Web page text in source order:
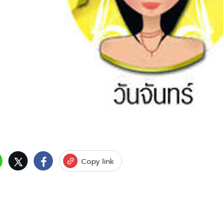
ติดตามสนุกโซเชียลได้ที่
บริษัท อิมเมจ ฟิวเจอร์ (ประเทศไทย) จำกัด
Copy link